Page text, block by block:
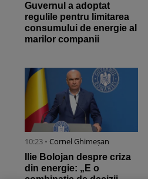
Guvernul a adoptat
regulile pentru limitarea
consumului de energie al
marilor companii
10:23 • Cornel Ghimeșan
Ilie Bolojan despre criza
din energie: „E o